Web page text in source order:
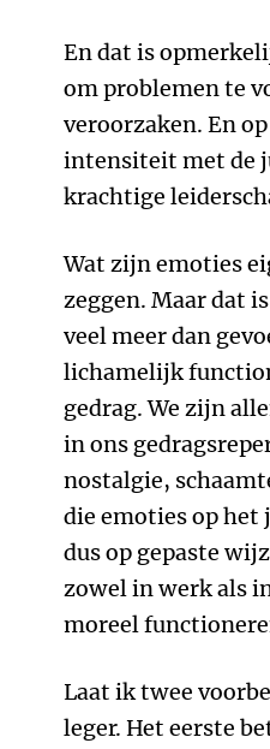
En dat is
om problemen te
veroorzaken. En
intensiteit met de
krachtige
Wat zijn emoties
zeggen. Maar dat
veel meer dan
lichamelijk
gedrag. We zijn
in ons
nostalgie,
die emoties op
dus op gepaste
zowel in werk als
moreel
Laat ik twee
leger. Het eerste